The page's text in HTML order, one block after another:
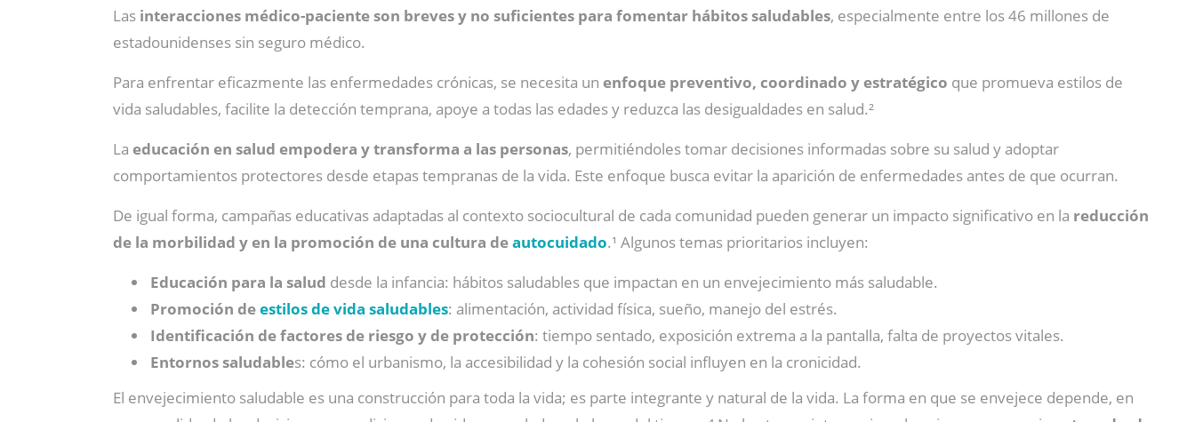
Las interacciones médico-paciente son breves y no suficientes para fomentar hábitos saludables, especialmente entre los 46 millones de
estadounidenses sin seguro médico.
Para enfrentar eficazmente las enfermedades crónicas, se necesita un enfoque preventivo, coordinado y estratégico que promueva estilos de
vida saludables, facilite la detección temprana, apoye a todas las edades y reduzca las desigualdades en salud.²
La educación en salud empodera y transforma a las personas, permitiéndoles tomar decisiones informadas sobre su salud y adoptar
comportamientos protectores desde etapas tempranas de la vida. Este enfoque busca evitar la aparición de enfermedades antes de que ocurran.
De igual forma, campañas educativas adaptadas al contexto sociocultural de cada comunidad pueden generar un impacto significativo en la reducción
de la morbilidad y en la promoción de una cultura deautocuidado.¹ Algunos temas prioritarios incluyen:
Educación para la salud desde la infancia: hábitos saludables que impactan en un envejecimiento más saludable.
Promoción deestilos de vida saludables: alimentación, actividad física, sueño, manejo del estrés.
Identificación de factores de riesgo y de protección: tiempo sentado, exposición extrema a la pantalla, falta de proyectos vitales.
Entornos saludables: cómo el urbanismo, la accesibilidad y la cohesión social influyen en la cronicidad.
El envejecimiento saludable es una construcción para toda la vida; es parte integrante y natural de la vida. La forma en que se envejece depende, en